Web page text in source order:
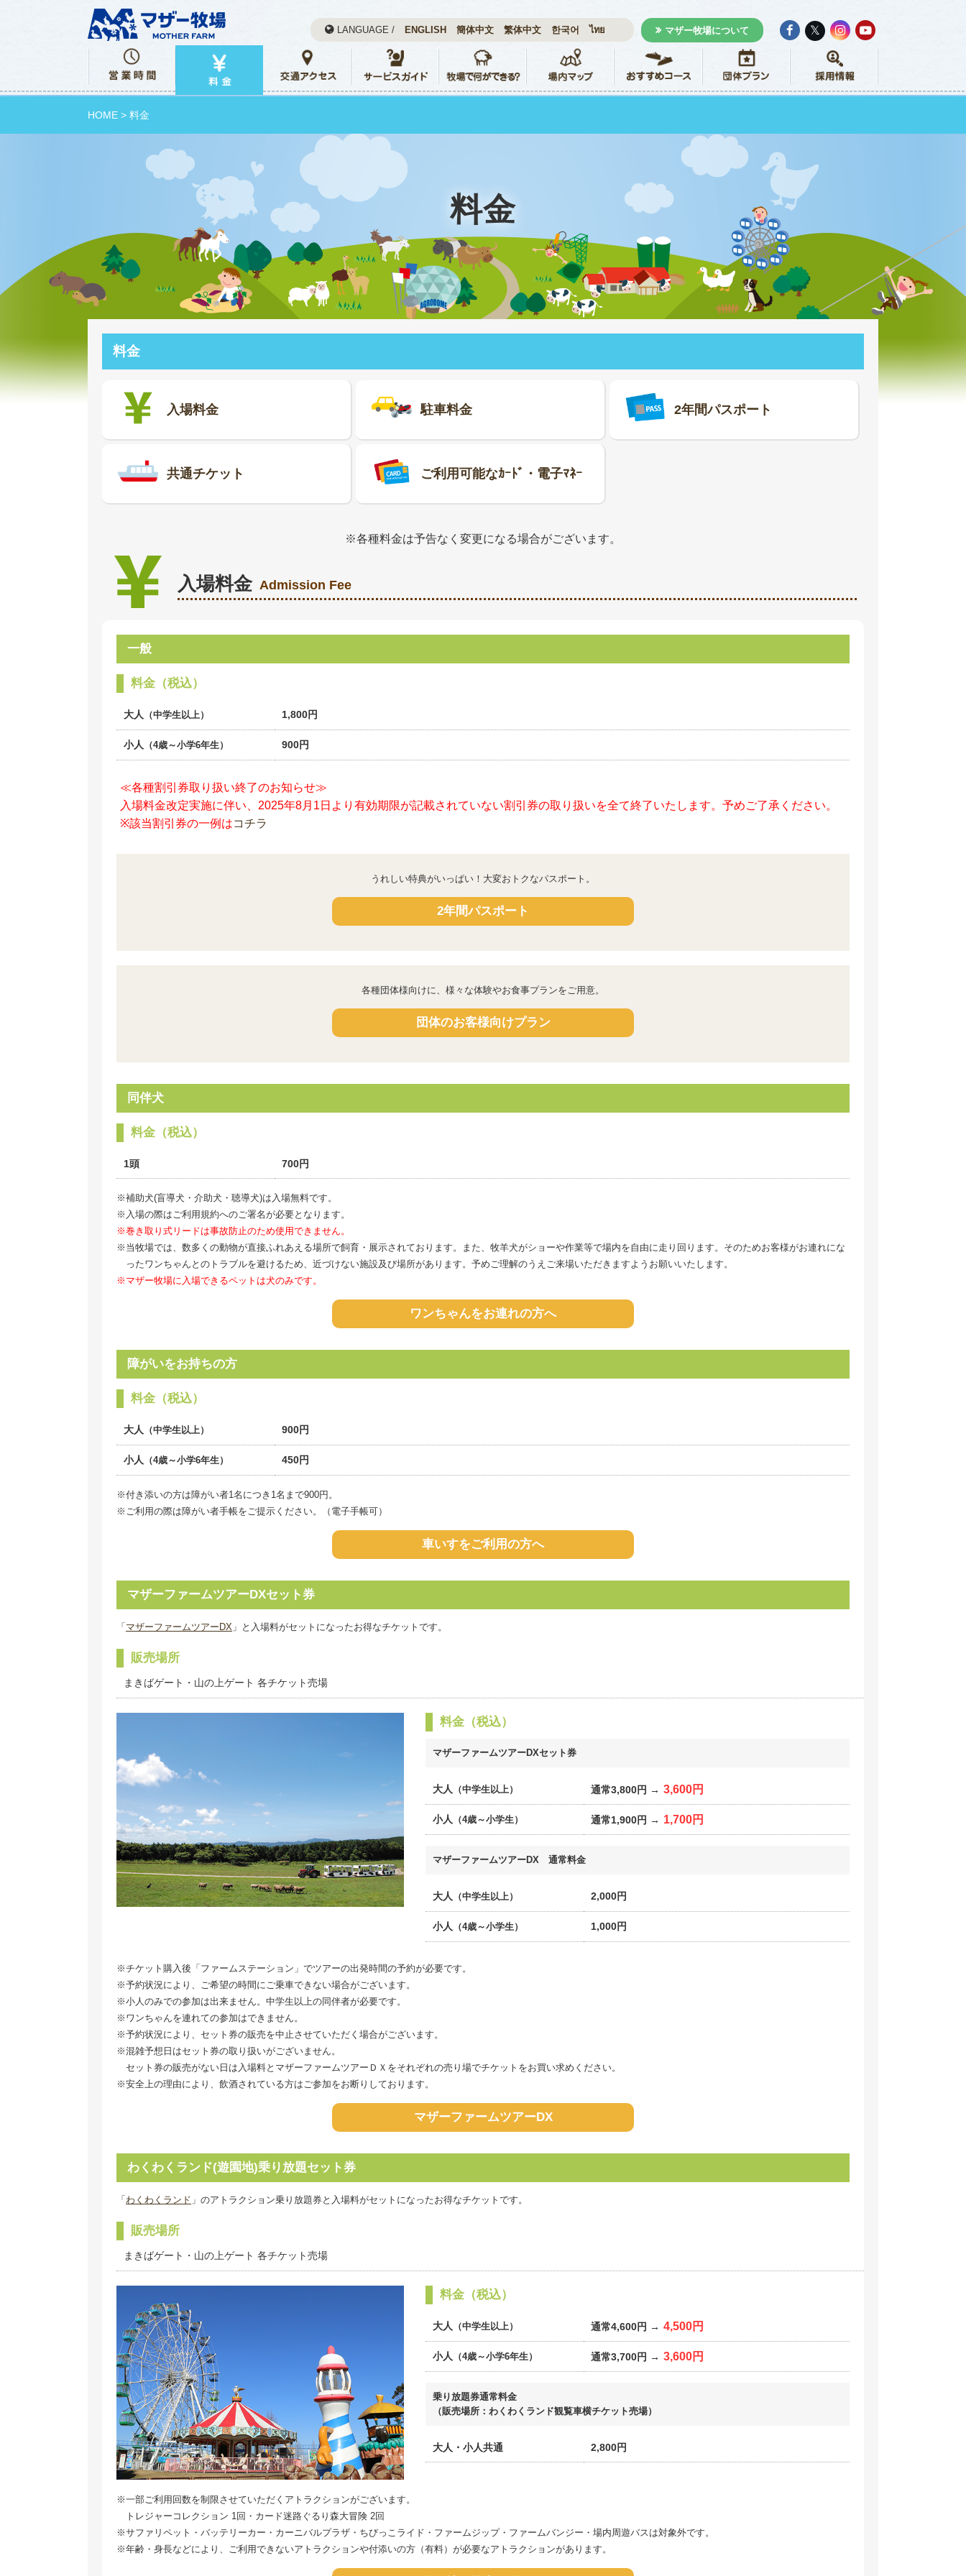
LANGUAGE / ENGLISH 簡体中文 繁体中文 한국어 ไทย 𝕏
マザー牧場について
HOME > 料金
料金
料金
入場料金 駐車料金 2年間パスポート
共通チケット ご利用可能なｶｰﾄﾞ・電子ﾏﾈｰ
※各種料金は予告なく変更になる場合がございます。
入場料金 Admission Fee
一般
料金（税込）
大人 （中学生以上） 1,800円
小人 （4歳～小学6年生） 900円
≪各種割引券取り扱い終了のお知らせ≫
入場料金改定実施に伴い、2025年8月1日より有効期限が記載されていない割引券の取り扱いを全て終了いたします。予めご了承ください。
※該当割引券の一例はコチラ
うれしい特典がいっぱい！大変おトクなパスポート。
2年間パスポート
各種団体様向けに、様々な体験やお食事プランをご用意。
団体のお客様向けプラン
同伴犬
料金（税込）
1頭 700円
※補助犬(盲導犬・介助犬・聴導犬)は入場無料です。
※入場の際はご利用規約へのご署名が必要となります。
※巻き取り式リードは事故防止のため使用できません。
※当牧場では、数多くの動物が直接ふれあえる場所で飼育・展示されております。また、牧羊犬がショーや作業等で場内を自由に走り回ります。そのためお客様がお連れにな
ったワンちゃんとのトラブルを避けるため、近づけない施設及び場所があります。予めご理解のうえご来場いただきますようお願いいたします。
※マザー牧場に入場できるペットは犬のみです。
ワンちゃんをお連れの方へ
障がいをお持ちの方
料金（税込）
大人 （中学生以上） 900円
小人 （4歳～小学6年生） 450円
※付き添いの方は障がい者1名につき1名まで900円。
※ご利用の際は障がい者手帳をご提示ください。（電子手帳可）
車いすをご利用の方へ
マザーファームツアーDXセット券
「 マザーファームツアーDX 」と入場料がセットになったお得なチケットです。
販売場所
まきばゲート・山の上ゲート 各チケット売場
料金（税込）
マザーファームツアーDXセット券
大人 （中学生以上） 通常3,800円 → 3,600円
小人 （4歳～小学生） 通常1,900円 → 1,700円
マザーファームツアーDX 通常料金
大人 （中学生以上） 2,000円
小人 （4歳～小学生） 1,000円
※チケット購入後「ファームステーション」でツアーの出発時間の予約が必要です。
※予約状況により、ご希望の時間にご乗車できない場合がございます。
※小人のみでの参加は出来ません。中学生以上の同伴者が必要です。
※ワンちゃんを連れての参加はできません。
※予約状況により、セット券の販売を中止させていただく場合がございます。
※混雑予想日はセット券の取り扱いがございません。
セット券の販売がない日は入場料とマザーファームツアーＤＸをそれぞれの売り場でチケットをお買い求めください。
※安全上の理由により、飲酒されている方はご参加をお断りしております。
マザーファームツアーDX
わくわくランド(遊園地)乗り放題セット券
「 わくわくランド 」のアトラクション乗り放題券と入場料がセットになったお得なチケットです。
販売場所
まきばゲート・山の上ゲート 各チケット売場
料金（税込）
大人 （中学生以上） 通常4,600円 → 4,500円
小人 （4歳～小学6年生） 通常3,700円 → 3,600円
乗り放題券通常料金
（販売場所：わくわくランド観覧車横チケット売場）
大人・小人共通 2,800円
※一部ご利用回数を制限させていただくアトラクションがございます。
トレジャーコレクション 1回・カード迷路ぐるり森大冒険 2回
※サファリペット・バッテリーカー・カーニバルプラザ・ちびっこライド・ファームジップ・ファームバンジー・場内周遊バスは対象外です。
※年齢・身長などにより、ご利用できないアトラクションや付添いの方（有料）が必要なアトラクションがあります。